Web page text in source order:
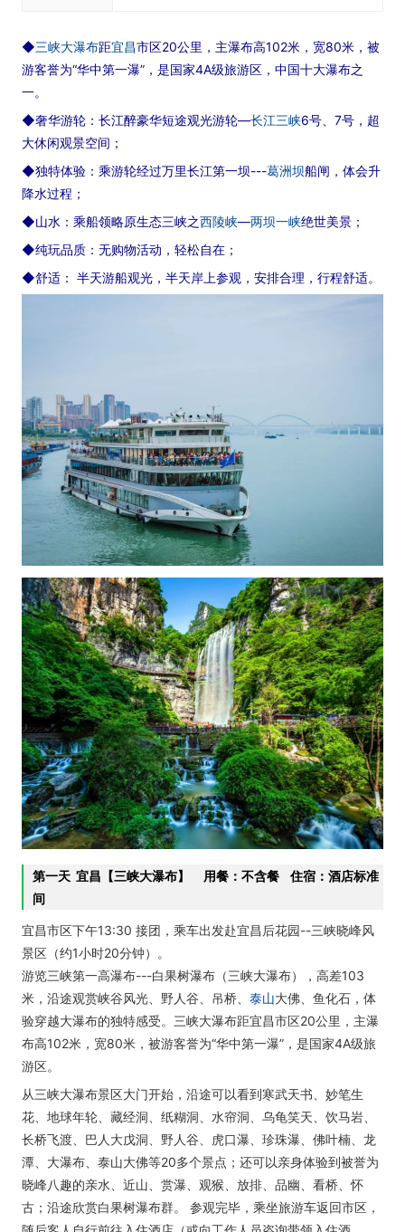
◆三峡大瀑布距宜昌市区20公里，主瀑布高102米，宽80米，被
游客誉为“华中第一瀑”，是国家4A级旅游区，中国十大瀑布之
一。
◆奢华游轮：长江醉豪华短途观光游轮—长江三峡6号、7号，超
大休闲观景空间；
◆独特体验：乘游轮经过万里长江第一坝---葛洲坝船闸，体会升
降水过程；
◆山水：乘船领略原生态三峡之西陵峡—两坝一峡绝世美景；
◆纯玩品质：无购物活动，轻松自在；
◆舒适： 半天游船观光，半天岸上参观，安排合理，行程舒适。
第一天 宜昌【三峡大瀑布】 用餐：不含餐 住宿：酒店标准
间
宜昌市区下午13:30 接团，乘车出发赴宜昌后花园--三峡晓峰风
景区（约1小时20分钟）。
游览三峡第一高瀑布---白果树瀑布（三峡大瀑布），高差103
米，沿途观赏峡谷风光、野人谷、吊桥、 泰山大佛、鱼化石，体
验穿越大瀑布的独特感受。三峡大瀑布距宜昌市区20公里，主瀑
布高102米，宽80米，被游客誉为“华中第一瀑”，是国家4A级旅
游区。
从三峡大瀑布景区大门开始，沿途可以看到寒武天书、妙笔生
花、地球年轮、藏经洞、纸糊洞、水帘洞、乌龟笑天、饮马岩、
长桥飞渡、巴人大戊洞、野人谷、虎口瀑、珍珠瀑、佛叶楠、龙
潭、大瀑布、泰山大佛等20多个景点；还可以亲身体验到被誉为
晓峰八趣的亲水、近山、赏瀑、观猴、放排、品幽、看桥、怀
古；沿途欣赏白果树瀑布群。 参观完毕，乘坐旅游车返回市区，